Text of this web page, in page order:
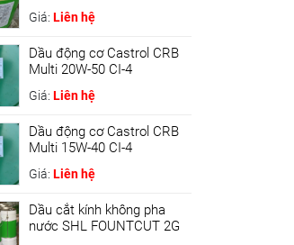
Giá: Liên hệ
Dầu động cơ Castrol CRB
Multi 20W-50 CI-4
Giá: Liên hệ
Dầu động cơ Castrol CRB
Multi 15W-40 CI-4
Giá: Liên hệ
Dầu cắt kính không pha
nước SHL FOUNTCUT 2G